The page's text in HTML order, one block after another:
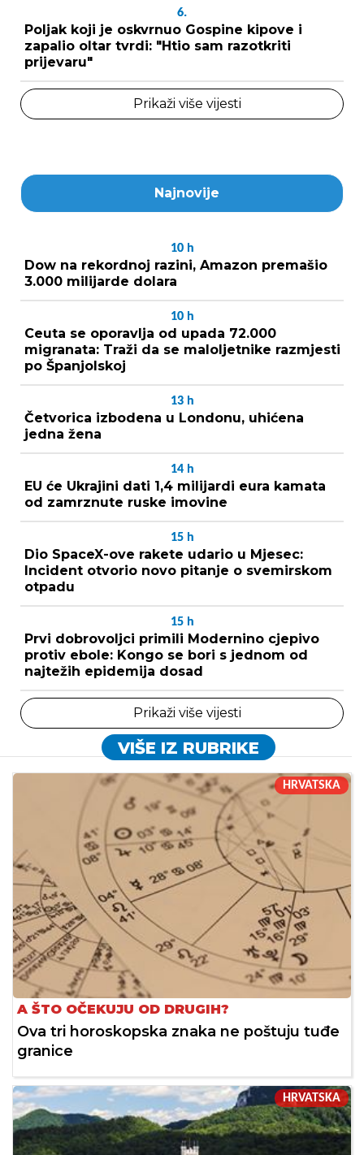
6.
Poljak koji je oskvrnuo Gospine kipove i
zapalio oltar tvrdi: "Htio sam razotkriti
prijevaru"
Prikaži više vijesti
Najnovije
10 h
Dow na rekordnoj razini, Amazon premašio
3.000 milijarde dolara
10 h
Ceuta se oporavlja od upada 72.000
migranata: Traži da se maloljetnike razmjesti
po Španjolskoj
13 h
Četvorica izbodena u Londonu, uhićena
jedna žena
14 h
EU će Ukrajini dati 1,4 milijardi eura kamata
od zamrznute ruske imovine
15 h
Dio SpaceX-ove rakete udario u Mjesec:
Incident otvorio novo pitanje o svemirskom
otpadu
15 h
Prvi dobrovoljci primili Modernino cjepivo
protiv ebole: Kongo se bori s jednom od
najtežih epidemija dosad
Prikaži više vijesti
VIŠE IZ RUBRIKE
HRVATSKA
A ŠTO OČEKUJU OD DRUGIH?
Ova tri horoskopska znaka ne poštuju tuđe
granice
HRVATSKA